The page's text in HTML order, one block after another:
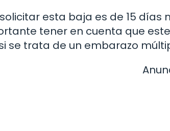
esta baja es de 15
tener en cuenta que
se trata de un embarazo